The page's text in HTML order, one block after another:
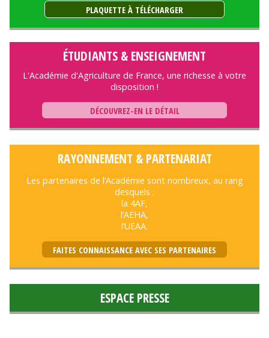
PLAQUETTE À TÉLÉCHARGER
ÉTUDIANTS & ENSEIGNEMENT
L'Académie d'Agriculture de France, une richesse à votre
disposition !
DÉCOUVREZ-EN LE DÉTAIL
RAYONNEMENT & PARTENARIAT
Les partenaires de l’Académie sont nombreux, au rang
desquels :
la 4AF,
l’AEHA,
l’UEAA.
FAITES CONNAISSANCE AVEC SES PARTENAIRES
ESPACE PRESSE